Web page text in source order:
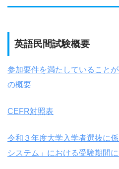
英語民間試験概要
参加要件を満たしていること
の概要
CEFR対照表
令和３年度大学入学者選抜に
システム」における受験期間